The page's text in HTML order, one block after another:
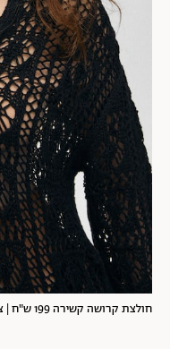
חולצת קרושה קשירה 199 ש"ח | צילום :יח"צ חו"ל